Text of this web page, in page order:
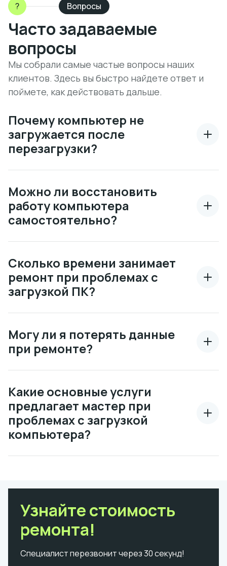
? Вопросы
Часто задаваемые
вопросы
Мы собрали самые частые вопросы наших
клиентов. Здесь вы быстро найдете ответ и
поймете, как действовать дальше.
Почему компьютер не
загружается после
перезагрузки?
Можно ли восстановить
работу компьютера
самостоятельно?
Сколько времени занимает
ремонт при проблемах с
загрузкой ПК?
Могу ли я потерять данные
при ремонте?
Какие основные услуги
предлагает мастер при
проблемах с загрузкой
компьютера?
Узнайте стоимость
ремонта!
Специалист перезвонит через 30 секунд!